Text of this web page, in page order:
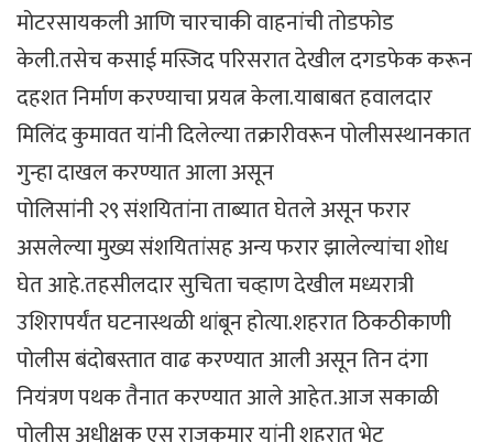
मोटरसायकली आणि चारचाकी वाहनांची तोडफोड
केली.तसेच कसाई मस्जिद परिसरात देखील दगडफेक करून
दहशत निर्माण करण्याचा प्रयत्न केला.याबाबत हवालदार
मिलिंद कुमावत यांनी दिलेल्या तक्रारीवरून पोलीसस्थानकात
गुन्हा दाखल करण्यात आला असून
पोलिसांनी २९ संशयितांना ताब्यात घेतले असून फरार
असलेल्या मुख्य संशयितांसह अन्य फरार झालेल्यांचा शोध
घेत आहे.तहसीलदार सुचिता चव्हाण देखील मध्यरात्री
उशिरापर्यंत घटनास्थळी थांबून होत्या.शहरात ठिकठीकाणी
पोलीस बंदोबस्तात वाढ करण्यात आली असून तिन दंगा
नियंत्रण पथक तैनात करण्यात आले आहेत.आज सकाळी